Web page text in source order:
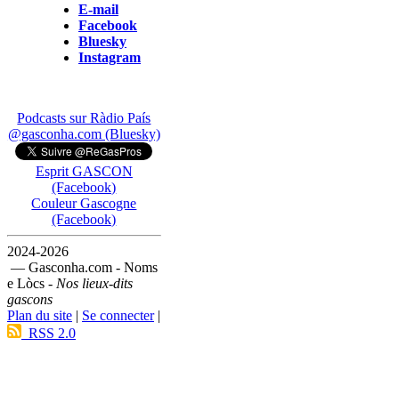
E-mail
Facebook
Bluesky
Instagram
Podcasts sur Ràdio País
@gasconha.com (Bluesky)
Esprit GASCON
(Facebook)
Couleur Gascogne
(Facebook)
2024-2026
— Gasconha.com - Noms
e Lòcs - Nos lieux-dits
gascons
Plan du site | Se connecter|
RSS 2.0